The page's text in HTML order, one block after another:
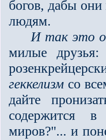
богов, дабы они
людям.
И так это
милые друзья:
геккелизм со
дайте
содержится
миров?"... и